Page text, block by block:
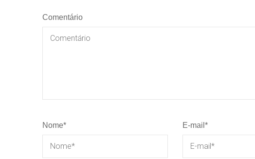
Comentário
Nome* E-mail*